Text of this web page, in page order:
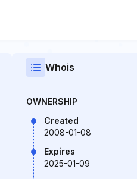
Whois
OWNERSHIP
Created
2008-01-08
Expires
2025-01-09